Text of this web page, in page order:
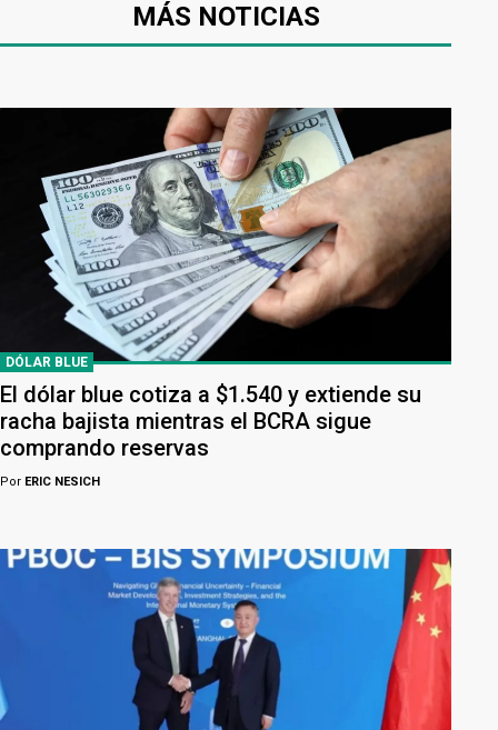
MÁS NOTICIAS
DÓLAR BLUE
El dólar blue cotiza a $1.540 y extiende su
racha bajista mientras el BCRA sigue
comprando reservas
Por ERIC NESICH